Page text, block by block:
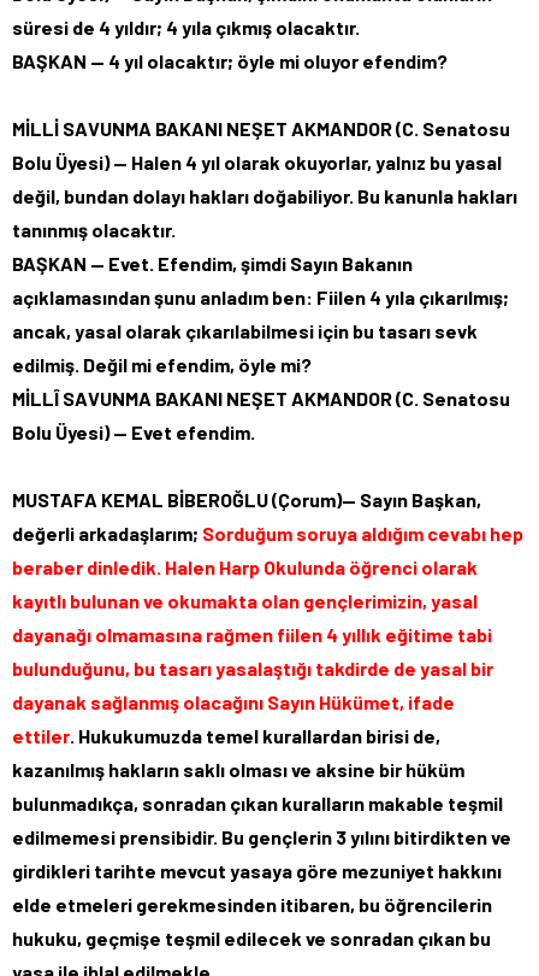
süresi de 4 yıldır; 4 yıla çıkmış olacaktır.
BAŞKAN — 4 yıl olacaktır; öyle mi oluyor efendim?
MİLLİ SAVUNMA BAKANI NEŞET AKMANDOR (C. Senatosu
Bolu Üyesi) — Halen 4 yıl olarak okuyorlar, yalnız bu yasal
değil, bundan dolayı hakları doğabiliyor. Bu kanunla hakları
tanınmış olacaktır.
BAŞKAN — Evet. Efendim, şimdi Sayın Bakanın
açıklamasından şunu anladım ben: Fiilen 4 yıla çıkarılmış;
ancak, yasal olarak çıkarılabilmesi için bu tasarı sevk
edilmiş. Değil mi efendim, öyle mi?
MİLLÎ SAVUNMA BAKANI NEŞET AKMANDOR (C. Senatosu
Bolu Üyesi) — Evet efendim.
MUSTAFA KEMAL BİBEROĞLU (Çorum)— Sayın Başkan,
değerli arkadaşlarım; Sorduğum soruya aldığım cevabı hep
beraber dinledik. Halen Harp Okulunda öğrenci olarak
kayıtlı bulunan ve okumakta olan gençlerimizin, yasal
dayanağı olmamasına rağmen fiilen 4 yıllık eğitime tabi
bulunduğunu, bu tasarı yasalaştığı takdirde de yasal bir
dayanak sağlanmış olacağını Sayın Hükümet, ifade
ettiler. Hukukumuzda temel kurallardan birisi de,
kazanılmış hakların saklı olması ve aksine bir hüküm
bulunmadıkça, sonradan çıkan kuralların makable teşmil
edilmemesi prensibidir. Bu gençlerin 3 yılını bitirdikten ve
girdikleri tarihte mevcut yasaya göre mezuniyet hakkını
elde etmeleri gerekmesinden itibaren, bu öğrencilerin
hukuku, geçmişe teşmil edilecek ve sonradan çıkan bu